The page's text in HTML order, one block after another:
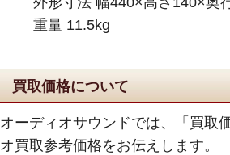
重量 11.5kg
買取価格について
オーディオサウンドでは、「買取
オ買取参考価格をお伝えします。